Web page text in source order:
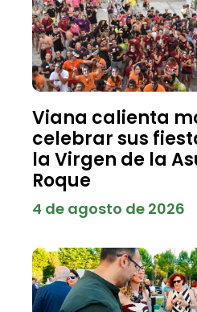
Viana calienta
celebrar sus
la Virgen de la
Roque
4 de agosto de 2026